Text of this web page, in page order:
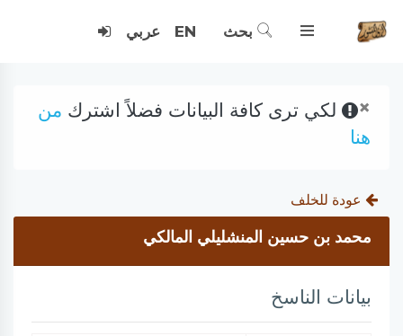
بحث EN عربي
× لكي ترى كافة البيانات فضلاً اشترك من
هنا
عودة للخلف
محمد بن حسين المنشليلي المالكي
بيانات الناسخ